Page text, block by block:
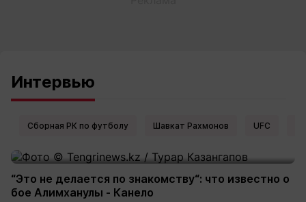
Интервью
Сборная РК по футболу Шавкат Рахмонов UFC
“Это не делается по знакомству“: что известно о
бое Алимханулы - Канело